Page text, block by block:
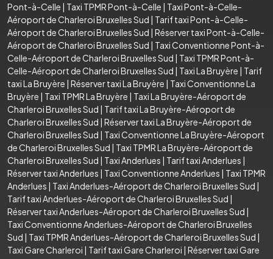
Pont-à-Celle | Taxi TPMR Pont-à-Celle | Taxi Pont-à-Celle-
Aéroport de Charleroi Bruxelles Sud | Tarif taxi Pont-à-Celle-
Aéroport de Charleroi Bruxelles Sud | Réserver taxi Pont-à-Celle-
Aéroport de Charleroi Bruxelles Sud | Taxi Conventionne Pont-à-
Celle-Aéroport de Charleroi Bruxelles Sud | Taxi TPMR Pont-à-
Celle-Aéroport de Charleroi Bruxelles Sud | Taxi La Bruyère | Tarif
taxi La Bruyère | Réserver taxi La Bruyère | Taxi Conventionne La
Bruyère | Taxi TPMR La Bruyère | Taxi La Bruyère-Aéroport de
Charleroi Bruxelles Sud | Tarif taxi La Bruyère-Aéroport de
Charleroi Bruxelles Sud | Réserver taxi La Bruyère-Aéroport de
Charleroi Bruxelles Sud | Taxi Conventionne La Bruyère-Aéroport
de Charleroi Bruxelles Sud | Taxi TPMR La Bruyère-Aéroport de
Charleroi Bruxelles Sud | Taxi Anderlues | Tarif taxi Anderlues |
Réserver taxi Anderlues | Taxi Conventionne Anderlues | Taxi TPMR
Anderlues | Taxi Anderlues-Aéroport de Charleroi Bruxelles Sud |
Tarif taxi Anderlues-Aéroport de Charleroi Bruxelles Sud |
Réserver taxi Anderlues-Aéroport de Charleroi Bruxelles Sud |
Taxi Conventionne Anderlues-Aéroport de Charleroi Bruxelles
Sud | Taxi TPMR Anderlues-Aéroport de Charleroi Bruxelles Sud |
Taxi Gare Charleroi | Tarif taxi Gare Charleroi | Réserver taxi Gare